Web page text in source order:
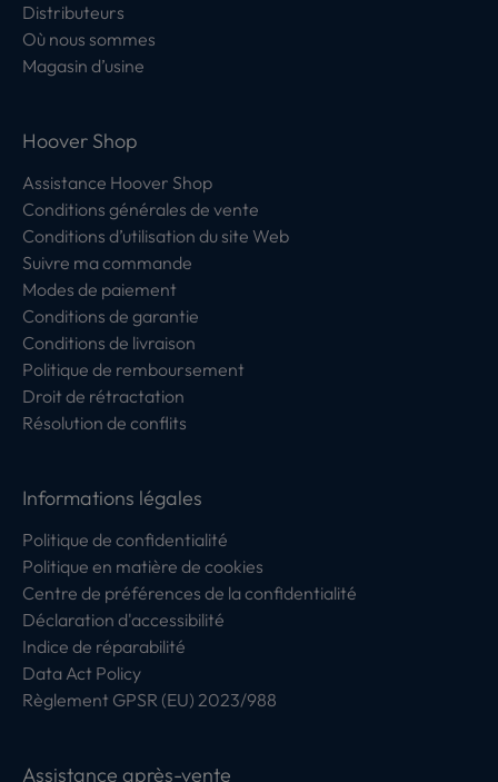
Distributeurs
Où nous sommes
Magasin d’usine
Hoover Shop
Assistance Hoover Shop
Conditions générales de vente
Conditions d’utilisation du site Web
Suivre ma commande
Modes de paiement
Conditions de garantie
Conditions de livraison
Politique de remboursement
Droit de rétractation
Résolution de conflits
Informations légales
Politique de confidentialité
Politique en matière de cookies
Centre de préférences de la confidentialité
Déclaration d'accessibilité
Indice de réparabilité
Data Act Policy
Règlement GPSR (EU) 2023/988
Assistance après-vente